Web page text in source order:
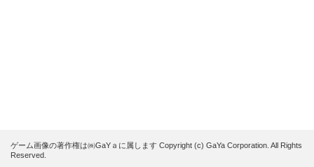
ゲーム画像の著作権は㈱GaYａに属します Copyright (c) GaYa Corporation. All Rights
Reserved.